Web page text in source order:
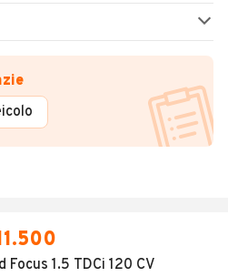
Focus 1.5 TDCi 120 CV